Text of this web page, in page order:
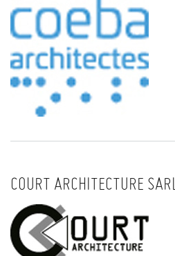
COURT ARCHITECTURE SARL